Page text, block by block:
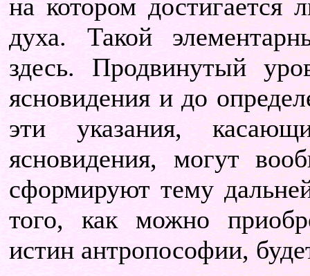
на котором
духа. Такой
здесь. Продвинутый
ясновидения и до
эти указания,
ясновидения, могут
сформируют тему
того, как можно
истин антропософии,